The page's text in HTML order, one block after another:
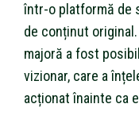
într-o platformă de
de conținut
majoră a fost
vizionar, care a
acționat înainte ca